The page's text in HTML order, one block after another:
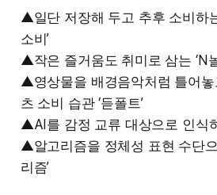
하는 행사다.이번에 발표된 키워드는
▲일단 저장해 두고 추후 소비하는
저장형 소비 ‘폴더소비’ ▲작은 즐거
움도 취미로 삼는 ‘N놀러’ ▲영상물을
배경음악처럼 틀어놓고 귀로 즐기는
콘텐츠 소비 습관 ‘듣폴트’ ▲A
▲일단 저장해 두고 추후 소비하
소비’
▲작은 즐거움도 취미로 삼는 ‘N
▲영상물을 배경음악처럼 틀어
츠 소비 습관 ‘듣폴트’
▲AI를 감정 교류 대상으로 인식
▲알고리즘을 정체성 표현 수단
리즘’